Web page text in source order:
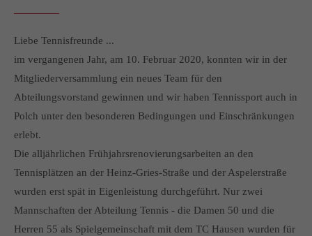
Drop us a line
info@yourdomain.com
About us
Lorem ipsum dolor sit amet, consectetuer adipiscing elit.
sociis natoque penatibus et magnis dis parturient montes,
nascetur ridiculus mus. Donec quam felis, ultricies nec.
Liebe Tennisfreunde ...
im vergangenen Jahr, am 10. Februar 2020, konnten wir in der
Mitgliederversammlung ein neues Team für den
Abteilungsvorstand gewinnen und wir haben Tennissport auch in
Polch unter den besonderen Bedingungen und Einschränkungen
erlebt.
Die alljährlichen Frühjahrsrenovierungsarbeiten an den
Tennisplätzen an der Heinz-Gries-Straße und der Aspelerstraße
wurden erst spät in Eigenleistung durchgeführt. Nur zwei
Mannschaften der Abteilung Tennis - die Damen 50 und die
Herren 55 als Spielgemeinschaft mit dem TC Hausen wurden für